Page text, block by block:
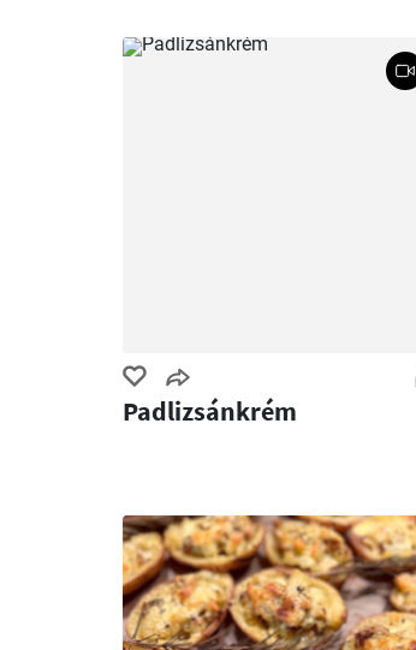
Padlizsánkrém